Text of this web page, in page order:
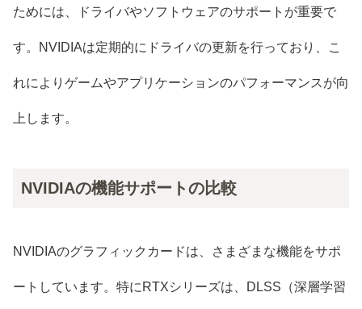
ためには、ドライバやソフトウェアのサポートが重要で
す。NVIDIAは定期的にドライバの更新を行っており、こ
れによりゲームやアプリケーションのパフォーマンスが向
上します。
NVIDIAの機能サポートの比較
NVIDIAのグラフィックカードは、さまざまな機能をサポ
ートしています。特にRTXシリーズは、DLSS（深層学習